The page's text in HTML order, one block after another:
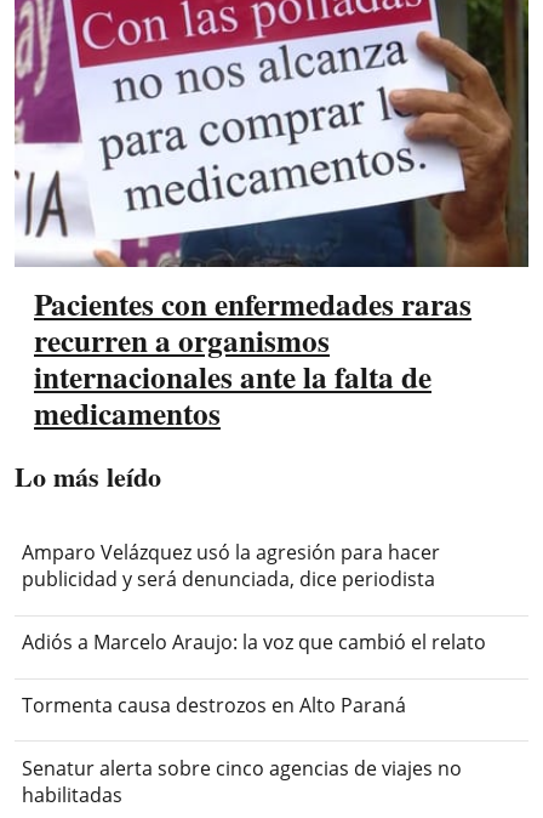
Pacientes con enfermedades raras
recurren a organismos
internacionales ante la falta de
medicamentos
Lo más leído
Amparo Velázquez usó la agresión para hacer
publicidad y será denunciada, dice periodista
Adiós a Marcelo Araujo: la voz que cambió el relato
Tormenta causa destrozos en Alto Paraná
Senatur alerta sobre cinco agencias de viajes no
habilitadas